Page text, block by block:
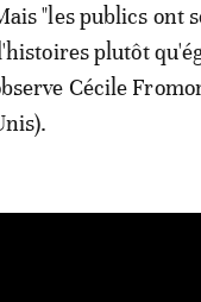
"les publics ont
plutôt
Cécile